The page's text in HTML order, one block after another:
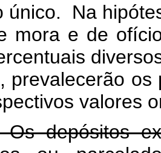
único. Na
mora e de
prevalecerão
valores
depósitos